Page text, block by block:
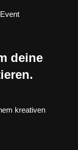
deine
kreativen